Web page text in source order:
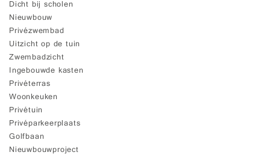
Dicht bij scholen
Nieuwbouw
Privézwembad
Uitzicht op de tuin
Zwembadzicht
Ingebouwde kasten
Privéterras
Woonkeuken
Privétuin
Privéparkeerplaats
Golfbaan
Nieuwbouwproject